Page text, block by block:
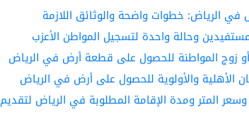
الرياض: خطوات واضحة والوثائق اللازمة
وحالة واحدة لتسجيل المواطن الأعزب
زوج المواطنة للحصول على قطعة أرض في الرياض
المتر ومدة الإقامة المطلوبة في الرياض لتقديم